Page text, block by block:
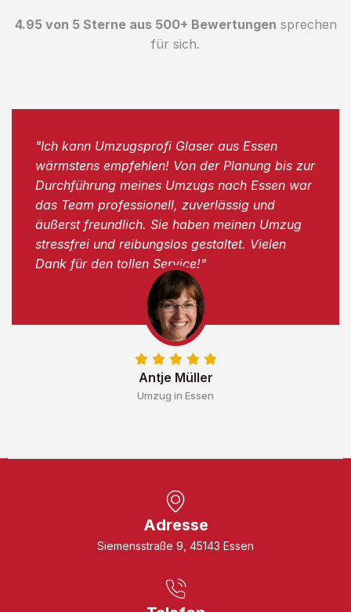
4.95 von 5 Sterne aus 500+ Bewertungen sprechen
für sich.
Antje Müller
Umzug in Essen
"Ich kann Umzugsprofi Glaser aus Essen
wärmstens empfehlen! Von der Planung bis zur
Durchführung meines Umzugs nach Essen war
das Team professionell, zuverlässig und
äußerst freundlich. Sie haben meinen Umzug
stressfrei und reibungslos gestaltet. Vielen
Dank für den tollen Service!"
Adresse
Siemensstraße 9, 45143 Essen